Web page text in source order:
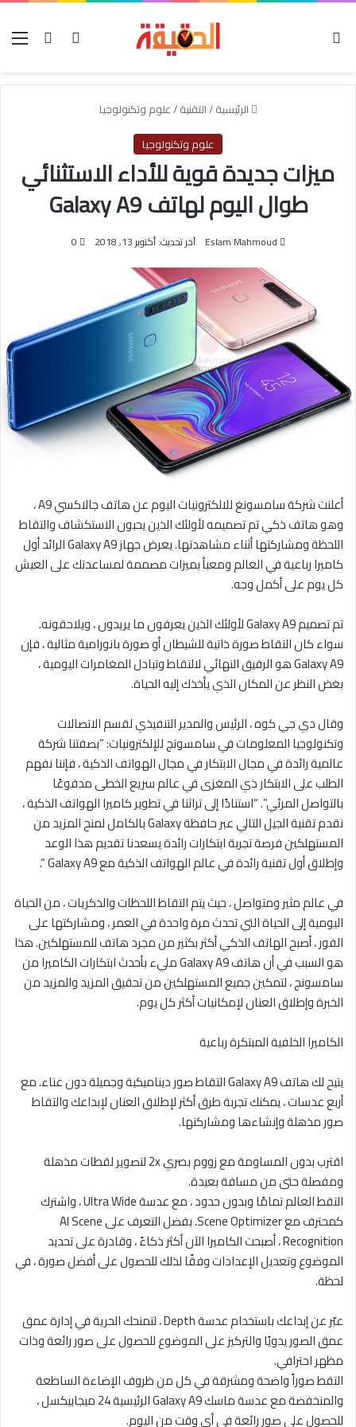
بحث عنتسجيل
الرئيسية/التقنية/علوم وتكنولوجيا
علوم وتكنولوجيا
ميزات جديدة قوية للأداء الاستثنائي
طوال اليوم لهاتف Galaxy A9
Eslam Mahmoud آخر تحديث: أكتوبر 13, 2018 0
أعلنت شركة سامسونغ للالكترونيات اليوم عن هاتف جالاكسي A9 ،
وهو هاتف ذكي تم تصميمه لأولئك الذين يحبون الاستكشاف والتقاط
اللحظة ومشاركتها أثناء مشاهدتها. يعرض جهاز Galaxy A9 الرائد أول
كاميرا رباعية في العالم ومعبأ بميزات مصممة لمساعدتك على العيش
كل يوم على أكمل وجه.
تم تصميم Galaxy A9 لأولئك الذين يعرفون ما يريدون ، ويلاحقونه.
سواء كان التقاط صورة ذاتية للشيطان أو صورة بانورامية مثالية ، فإن
Galaxy A9 هو الرفيق النهائي لالتقاط وتبادل المغامرات اليومية ،
بغض النظر عن المكان الذي يأخذك إليه الحياة.
وقال دي جي كوه ، الرئيس والمدير التنفيذي لقسم الاتصالات
وتكنولوجيا المعلومات في سامسونج للإلكترونيات: “بصفتنا شركة
عالمية رائدة في مجال الابتكار في مجال الهواتف الذكية ، فإننا نفهم
الطلب على الابتكار ذي المغزى في عالم سريع الخطى مدفوعًا
بالتواصل المرئي”. “استنادًا إلى تراثنا في تطوير كاميرا الهواتف الذكية ،
نقدم تقنية الجيل التالي عبر حافظة Galaxy بالكامل لمنح المزيد من
المستهلكين فرصة تجربة ابتكارات رائدة يسعدنا تقديم هذا الوعد
وإطلاق أول تقنية رائدة في عالم الهواتف الذكية مع Galaxy A9 “.
في عالم مثير ومتواصل ، حيث يتم التقاط اللحظات والذكريات ، من الحياة
اليومية إلى الحياة التي تحدث مرة واحدة في العمر ، ومشاركتها على
الفور ، أصبح الهاتف الذكي أكثر بكثير من مجرد هاتف للمستهلكين. هذا
هو السبب في أن هاتف Galaxy A9 مليء بأحدث ابتكارات الكاميرا من
سامسونج ، لتمكين جميع المستهلكين من تحقيق المزيد والمزيد من
الخبرة وإطلاق العنان لإمكانيات أكثر كل يوم.
الكاميرا الخلفية المبتكرة رباعية
يتيح لك هاتف Galaxy A9 التقاط صور ديناميكية وجميلة دون عناء. مع
أربع عدسات ، يمكنك تجربة طرق أكثر لإطلاق العنان لإبداعك والتقاط
صور مذهلة وإنشاءها ومشاركتها.
اقترب بدون المساومة مع زووم بصري 2x لتصوير لقطات مذهلة
ومفصلة حتى من مسافة بعيدة.
التقط العالم تمامًا وبدون حدود ، مع عدسة Ultra Wide ، واشترك
كمحترف مع Scene Optimizer. بفضل التعرف على AI Scene
Recognition ، أصبحت الكاميرا الآن أكثر ذكاءً ، وقادرة على تحديد
الموضوع وتعديل الإعدادات وفقًا لذلك للحصول على أفضل صورة ، في
لحظة.
عبّر عن إبداعك باستخدام عدسة Depth ، لتمنحك الحرية في إدارة عمق
عمق الصور يدويًا والتركيز على الموضوع للحصول على صور رائعة وذات
مظهر احترافي.
التقط صوراً واضحة ومشرقة في كل من ظروف الإضاءة الساطعة
والمنخفضة مع عدسة ماسك Galaxy A9 الرئيسية 24 ميجابيكسل ،
للحصول على صور رائعة في أي وقت من اليوم.